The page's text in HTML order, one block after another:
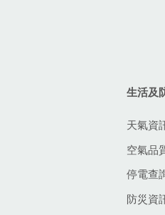
生活及
天氣資
空氣品
停電查
防災資